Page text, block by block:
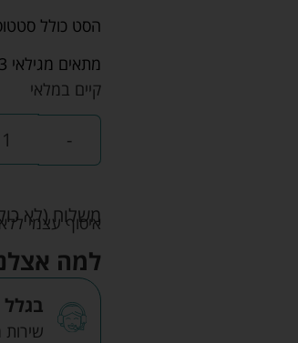
הסט כולל
מתאים מגילאי 3+
קיים במלאי
-
משלוח (לא
איסוף עצמי ללא עלות
למה
שירות